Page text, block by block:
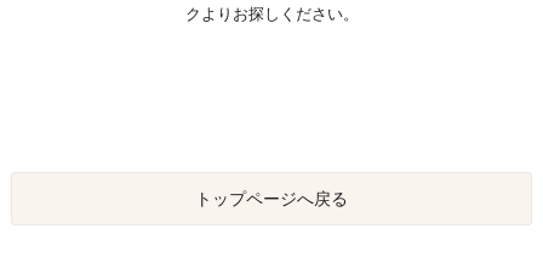
クよりお探しください。
トップページへ戻る